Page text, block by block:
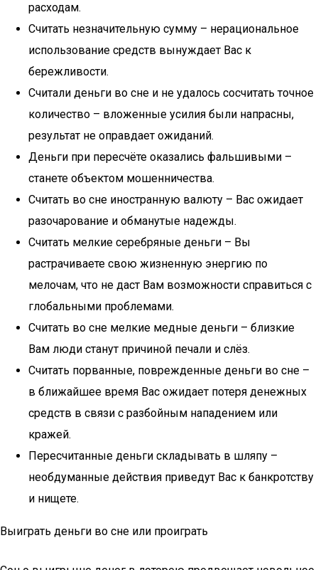
расходам.
Считать незначительную сумму – нерациональное
использование средств вынуждает Вас к
бережливости.
Считали деньги во сне и не удалось сосчитать точное
количество – вложенные усилия были напрасны,
результат не оправдает ожиданий.
Деньги при пересчёте оказались фальшивыми –
станете объектом мошенничества.
Считать во сне иностранную валюту – Вас ожидает
разочарование и обманутые надежды.
Считать мелкие серебряные деньги – Вы
растрачиваете свою жизненную энергию по
мелочам, что не даст Вам возможности справиться с
глобальными проблемами.
Считать во сне мелкие медные деньги – близкие
Вам люди станут причиной печали и слёз.
Считать порванные, поврежденные деньги во сне –
в ближайшее время Вас ожидает потеря денежных
средств в связи с разбойным нападением или
кражей.
Пересчитанные деньги складывать в шляпу –
необдуманные действия приведут Вас к банкротству
и нищете.
Выиграть деньги во сне или проиграть